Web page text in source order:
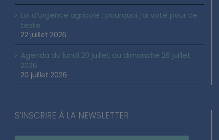
Loi d’urgence agricole : pourquoi j’ai voté pour ce
texte
22 juillet 2026
Agenda du lundi 20 juillet au dimanche 26 juillet
2026
20 juillet 2026
S’INSCRIRE À LA NEWSLETTER